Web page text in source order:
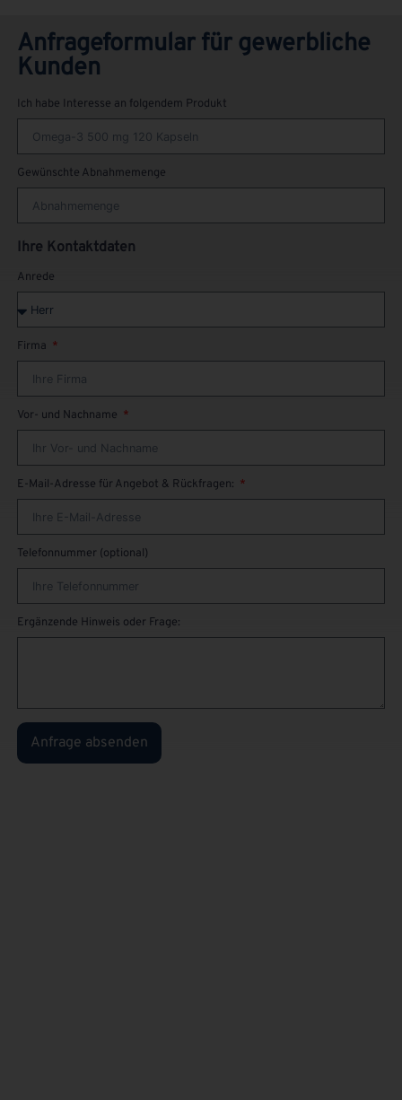
Anfrageformular für gewerbliche
Kunden
Ich habe Interesse an folgendem Produkt
Gewünschte Abnahmemenge
Ihre Kontaktdaten
Anrede
Firma
Vor- und Nachname
E-Mail-Adresse für Angebot & Rückfragen:
Telefonnummer (optional)
Ergänzende Hinweis oder Frage:
Anfrage absenden